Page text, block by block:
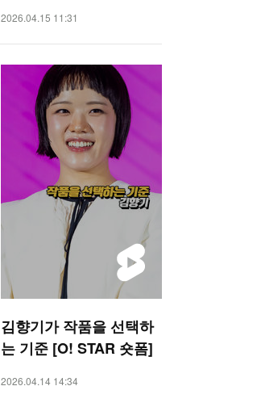
2026.04.15 11:31
김향기가 작품을 선택하
는 기준 [O! STAR 숏폼]
2026.04.14 14:34